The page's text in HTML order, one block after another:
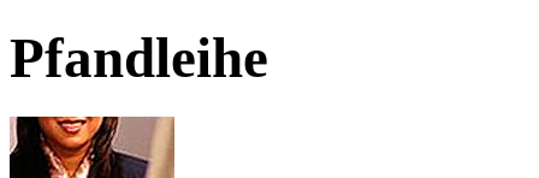
Pfandleihe